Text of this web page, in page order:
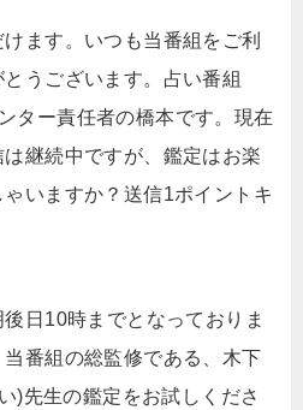
ます。いつも当番組をご利
うございます。占い番組
ター責任者の橋本です。現在
継続中ですが、鑑定はお楽
いますか？送信1ポイントキ
日10時までとなっておりま
番組の総監修である、木下
)先生の鑑定をお試しくださ